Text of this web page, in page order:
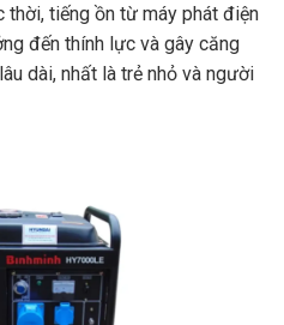
thời, tiếng ồn từ máy phát điện
đến thính lực và gây căng
dài, nhất là trẻ nhỏ và người